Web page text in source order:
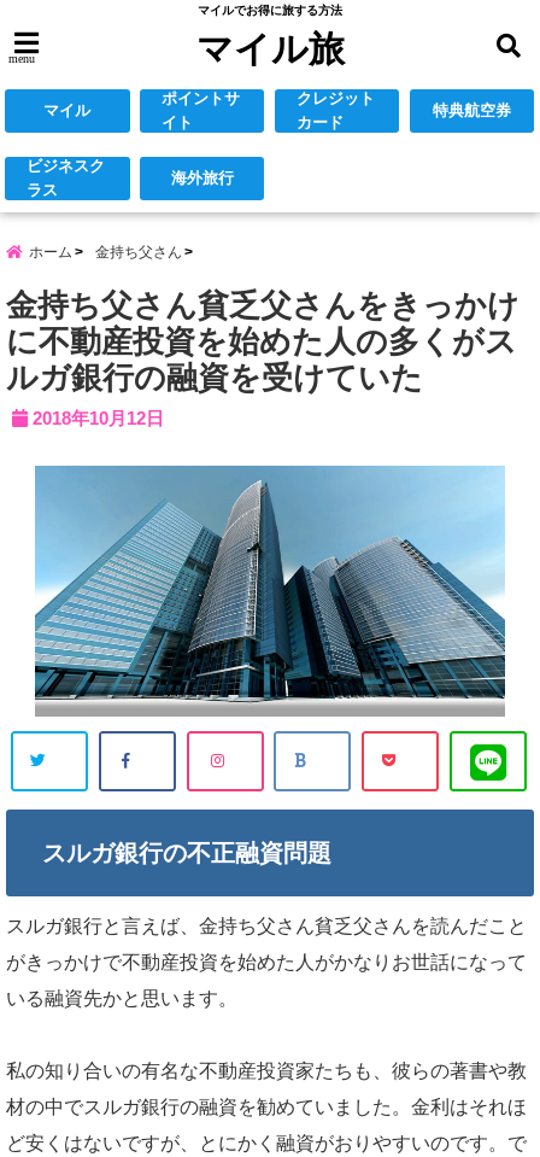
マイルでお得に旅する方法
menu マイル旅
マイル
ポイントサ
イト
クレジット
カード
特典航空券
ビジネスク
ラス
海外旅行
ホーム 金持ち父さん
金持ち父さん貧乏父さんをきっかけ
に不動産投資を始めた人の多くがス
ルガ銀行の融資を受けていた
2018年10月12日
スルガ銀行の不正融資問題
スルガ銀行と言えば、金持ち父さん貧乏父さんを読んだこと
がきっかけで不動産投資を始めた人がかなりお世話になって
いる融資先かと思います。
私の知り合いの有名な不動産投資家たちも、彼らの著書や教
材の中でスルガ銀行の融資を勧めていました。金利はそれほ
ど安くはないですが、とにかく融資がおりやすいのです。で